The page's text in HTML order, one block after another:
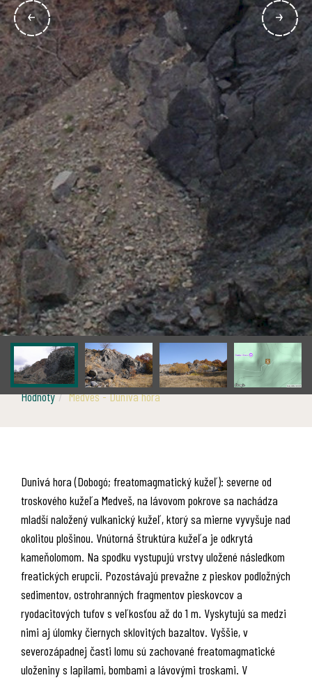
Hodnoty Medveš - Dunivá hora
Dunivá hora (Dobogó; freatomagmatický kužeľ): severne od
troskového kužeľa Medveš, na lávovom pokrove sa nachádza
mladší naložený vulkanický kužeľ, ktorý sa mierne vyvyšuje nad
okolitou plošinou. Vnútorná štruktúra kužeľa je odkrytá
kameňolomom. Na spodku vystupujú vrstvy uložené následkom
freatických erupcií. Pozostávajú prevažne z pieskov podložných
sedimentov, ostrohranných fragmentov pieskovcov a
ryodacitových tufov s veľkosťou až do 1 m. Vyskytujú sa medzi
nimi aj úlomky čiernych sklovitých bazaltov. Vyššie, v
severozápadnej časti lomu sú zachované freatomagmatické
uloženiny s lapilami, bombami a lávovými troskami. V